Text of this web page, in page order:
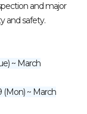
and major
and safety.
~ March
(Mon) ~ March